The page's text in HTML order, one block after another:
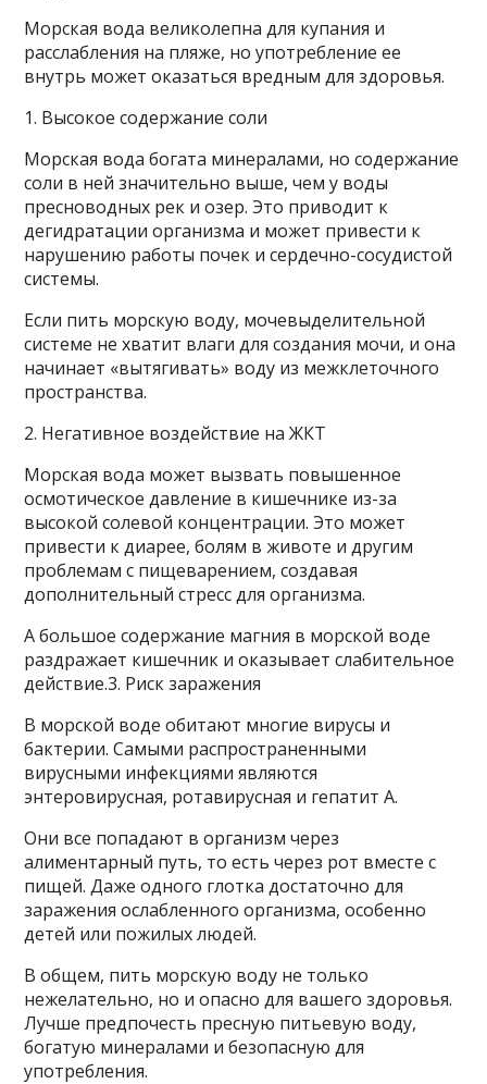
Морская вода великолепна для купания и
расслабления на пляже, но употребление ее
внутрь может оказаться вредным для здоровья.
1. Высокое содержание соли
Морская вода богата минералами, но содержание
соли в ней значительно выше, чем у воды
пресноводных рек и озер. Это приводит к
дегидратации организма и может привести к
нарушению работы почек и сердечно-сосудистой
системы.
Если пить морскую воду, мочевыделительной
системе не хватит влаги для создания мочи, и она
начинает «вытягивать» воду из межклеточного
пространства.
2. Негативное воздействие на ЖКТ
Морская вода может вызвать повышенное
осмотическое давление в кишечнике из-за
высокой солевой концентрации. Это может
привести к диарее, болям в животе и другим
проблемам с пищеварением, создавая
дополнительный стресс для организма.
А большое содержание магния в морской воде
раздражает кишечник и оказывает слабительное
действие.3. Риск заражения
В морской воде обитают многие вирусы и
бактерии. Самыми распространенными
вирусными инфекциями являются
энтеровирусная, ротавирусная и гепатит A.
Они все попадают в организм через
алиментарный путь, то есть через рот вместе с
пищей. Даже одного глотка достаточно для
заражения ослабленного организма, особенно
детей или пожилых людей.
В общем, пить морскую воду не только
нежелательно, но и опасно для вашего здоровья.
Лучше предпочесть пресную питьевую воду,
богатую минералами и безопасную для
употребления.